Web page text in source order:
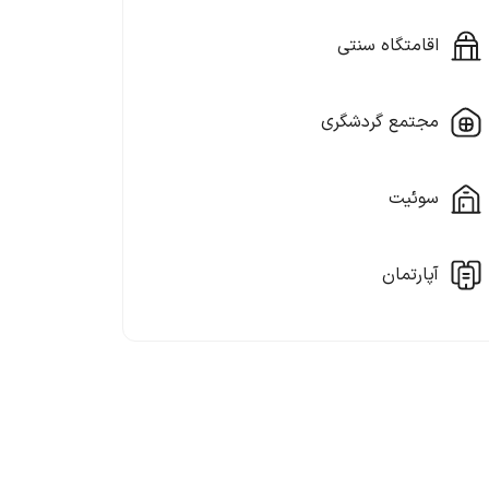
اقامتگاه سنتی
مجتمع گردشگری
سوئیت
آپارتمان